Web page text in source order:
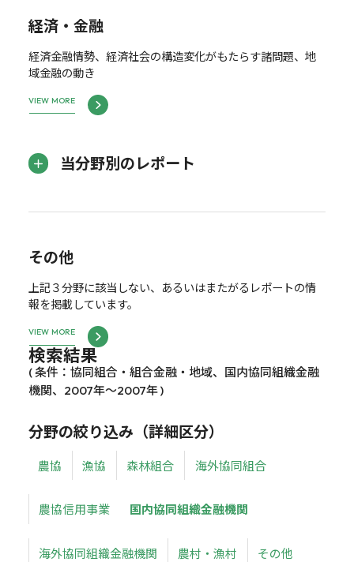
経済・金融
経済金融情勢、経済社会の構造変化がもたらす諸問題、地
域金融の動き
VIEW MORE
当分野別のレポート
その他
上記３分野に該当しない、あるいはまたがるレポートの情
報を掲載しています。
VIEW MORE
検索結果
( 条件：協同組合・組合金融・地域、国内協同組織金融
機関、2007年～2007年 )
分野の絞り込み（詳細区分）
農協 漁協 森林組合 海外協同組合
農協信用事業 国内協同組織金融機関
海外協同組織金融機関 農村・漁村 その他